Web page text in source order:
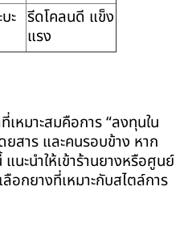
ะ รีดโคลนดี แข็ง
แรง
หมาะสมคือการ “ลงทุนใน
สาร และคนรอบข้าง หาก
ะนำให้เข้าร้านยางหรือศูนย์
ลือกยางที่เหมาะกับสไตล์การ